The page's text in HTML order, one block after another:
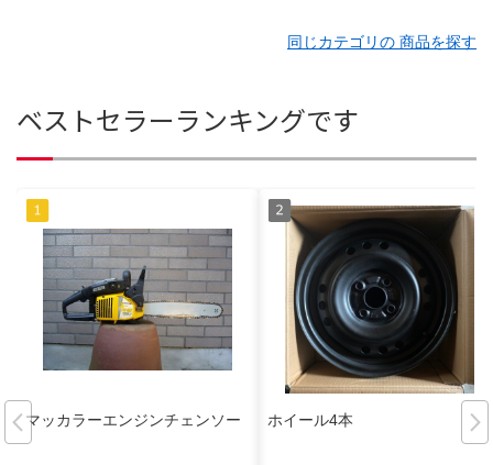
同じカテゴリの 商品を探す
ベストセラーランキングです
マッカラーエンジンチェンソー ホイール4本